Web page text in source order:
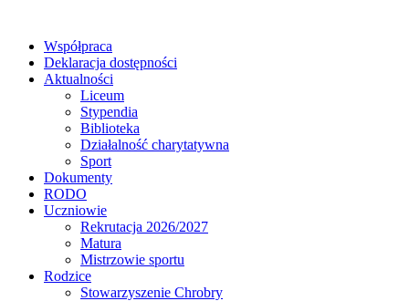
Współpraca
Deklaracja dostępności
Aktualności
Liceum
Stypendia
Biblioteka
Działalność charytatywna
Sport
Dokumenty
RODO
Uczniowie
Rekrutacja 2026/2027
Matura
Mistrzowie sportu
Rodzice
Stowarzyszenie Chrobry